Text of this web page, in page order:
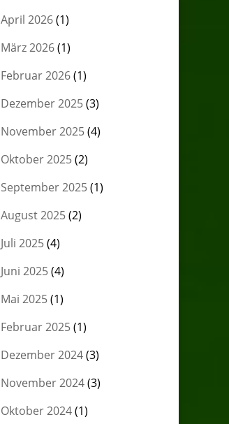
April 2026(1)
März 2026(1)
Februar 2026(1)
Dezember 2025(3)
November 2025(4)
Oktober 2025(2)
September 2025(1)
August 2025(2)
Juli 2025(4)
Juni 2025(4)
Mai 2025(1)
Februar 2025(1)
Dezember 2024(3)
November 2024(3)
Oktober 2024(1)